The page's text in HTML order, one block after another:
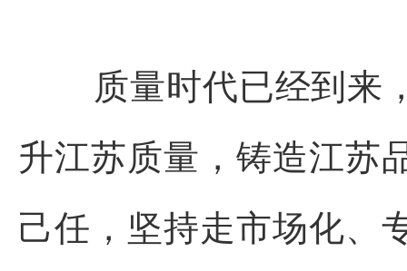
质量时代已经到来
升江苏质量，铸造江苏
己任，坚持走市场化、